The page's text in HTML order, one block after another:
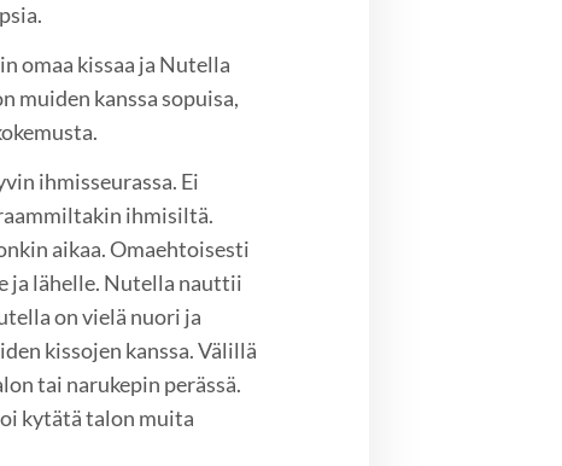
omaa kissaa ja Nutella
muiden kanssa sopuisa,
ihmisseurassa. Ei
ihmisiltä.
aikaa. Omaehtoisesti
ja lähelle. Nutella nauttii
on vielä nuori ja
kissojen kanssa. Välillä
tai narukepin perässä.
kytätä talon muita